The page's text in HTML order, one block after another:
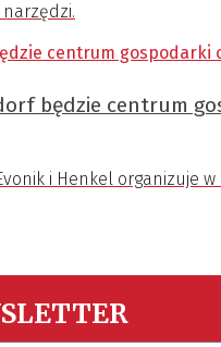
będzie centrum
i Henkel organizuje